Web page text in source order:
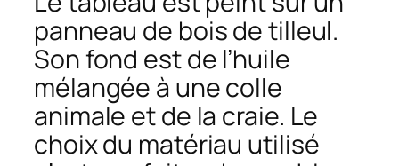
panneau de bois de tilleul.
Son fond est de l’huile
mélangée à une colle
animale et de la craie. Le
choix du matériau utilisé